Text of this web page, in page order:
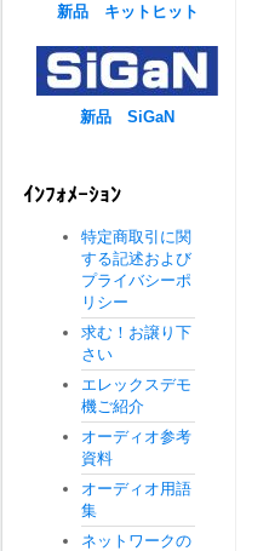
新品 キットヒット
新品 SiGaN
ｲﾝﾌｫﾒｰｼｮﾝ
特定商取引に関
する記述および
プライバシーポ
リシー
求む！お譲り下
さい
エレックスデモ
機ご紹介
オーディオ参考
資料
オーディオ用語
集
ネットワークの